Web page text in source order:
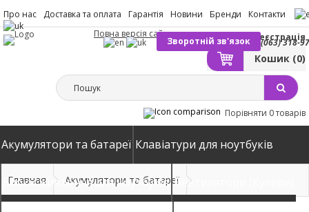
Про нас Доставка та оплата Гарантія Новини Бренди Контакти
(063) 318-
Зворотній зв'язок
Вхід Реєстрація
Кошик (0)
Повна версія сайту
Порівняти 0 товарів
Акумулятори та батареї Клавіатури для ноутбуків
Блоки живлення для ноутбуків Вентилятори (Кулери)
Главная Акумулятори та батареї